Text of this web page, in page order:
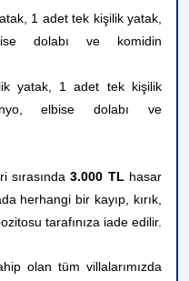
1 adet tek kişilik yatak,
dolabı ve komidin
yatak, 1 adet tek kişilik
elbise dolabı ve
sırasında3.000 TL hasar
herhangi bir kayıp, kırık,
tarafınıza iade edilir.
olan tüm villalarımızda